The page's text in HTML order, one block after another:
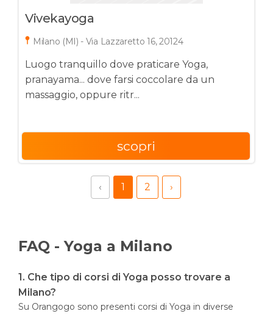
Vivekayoga
Milano (MI) - Via Lazzaretto 16, 20124
Luogo tranquillo dove praticare Yoga,
pranayama... dove farsi coccolare da un
massaggio, oppure ritr...
scopri
‹ 1 2 ›
FAQ - Yoga a Milano
1. Che tipo di corsi di Yoga posso trovare a
Milano?
Su Orangogo sono presenti corsi di Yoga in diverse